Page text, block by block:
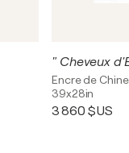
" Cheveux
Encre de
39x28in
3 860 $US